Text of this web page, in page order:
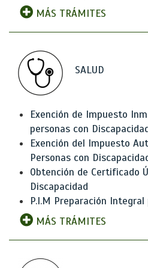
MÁS TRÁMITES
SALUD
Exención de Impuesto
personas con
Exención del Impuesto
Personas con
Obtención de Certificado
Discapacidad
P.I.M Preparación
MÁS TRÁMITES